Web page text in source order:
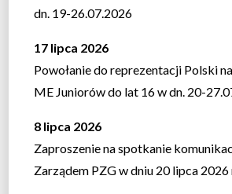
dn. 19-26.07.2026
17 lipca 2026
Powołanie do reprezentacji Polski
ME Juniorów do lat 16 w dn. 20-
8 lipca 2026
Zaproszenie na spotkanie
Zarządem PZG w dniu 20 lipca 2026